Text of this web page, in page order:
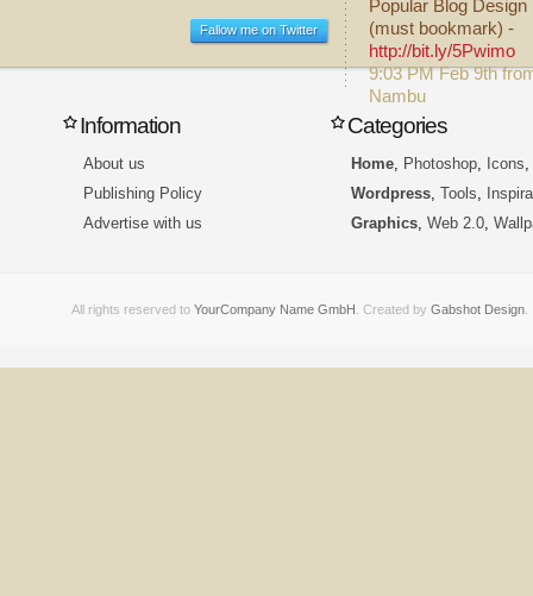
Fallow me on Twitter
Popular Blog Design
(must bookmark) -
http://bit.ly/5Pwimo
9:03 PM Feb 9th
Nambu
Information
About us
Publishing Policy
Advertise with us
Categories
Home Photoshop Icons
Wordpress Tools
Graphics Web 2.0
All rights reserved to YourCompany Name GmbH . Created by Gabshot Design